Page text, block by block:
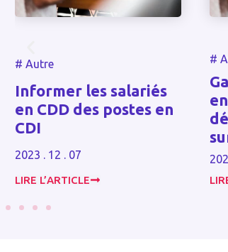
# Autre
Informer les salariés
en CDD des postes en
CDI
2023 . 12 . 07
LIRE L’ARTICLE
#